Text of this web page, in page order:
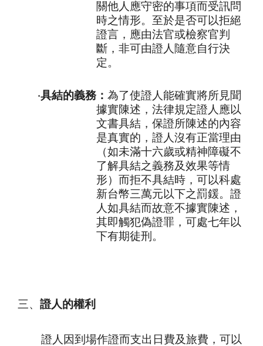
關他人應守密的事項而受訊問
時之情形。至於是否可以拒絕
證言，應由法官或檢察官判
斷，非可由證人隨意自行決
定。
‧具結的義務： 為了使證人能確實將所見聞
據實陳述，法律規定證人應以
文書具結，保證所陳述的內容
是真實的，證人沒有正當理由
（如未滿十六歲或精神障礙不
了解具結之義務及效果等情
形）而拒不具結時，可以科處
新台幣三萬元以下之罰鍰。證
人如具結而故意不據實陳述，
其即觸犯偽證罪，可處七年以
下有期徒刑。
三、 證人的權利
證人因到場作證而支出日費及旅費，可以